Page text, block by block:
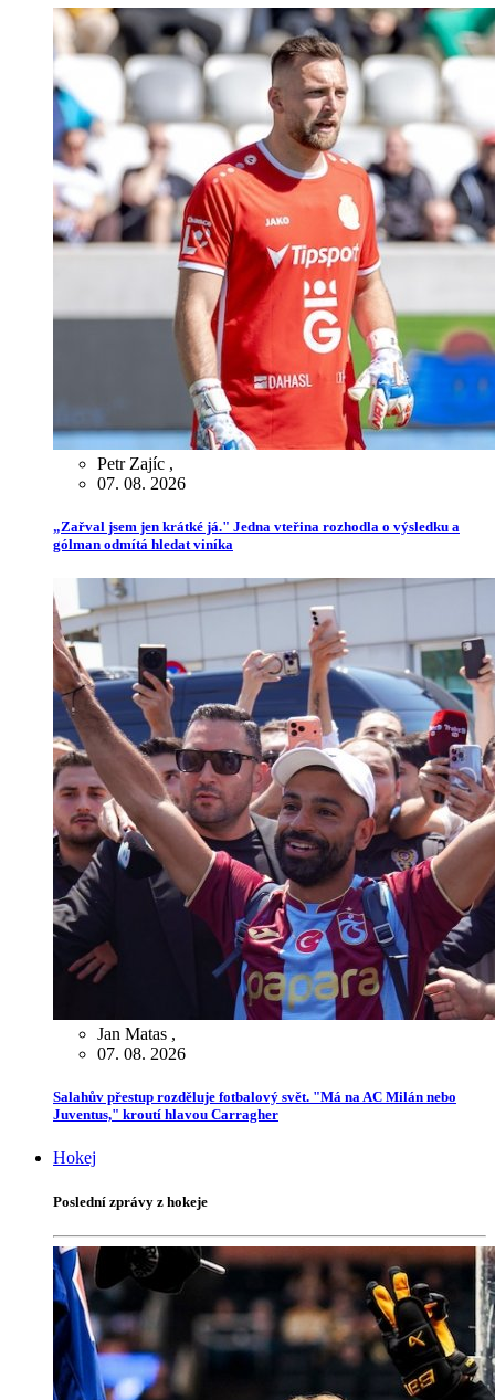
Petr Zajíc ,
07. 08. 2026
„Zařval jsem jen krátké já." Jedna vteřina rozhodla o výsledku a
gólman odmítá hledat viníka
Jan Matas ,
07. 08. 2026
Salahův přestup rozděluje fotbalový svět. "Má na AC Milán nebo
Juventus," kroutí hlavou Carragher
Hokej
Poslední zprávy z hokeje